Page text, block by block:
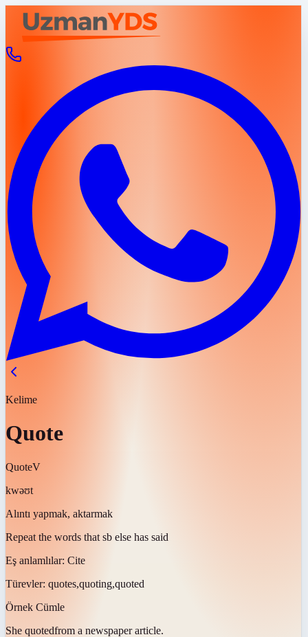
Kelime
Quote
QuoteV
kwəʊt
Alıntı yapmak, aktarmak
Repeat the words that sb else has said
Eş anlamlılar: Cite
Türevler: quotes,quoting,quoted
Örnek Cümle
She quotedfrom a newspaper article.